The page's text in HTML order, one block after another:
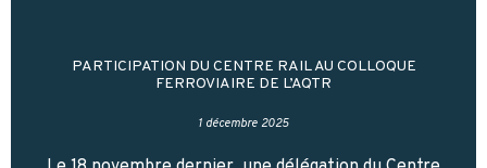
PARTICIPATION DU CENTRE RAIL AU COLLOQUE
FERROVIAIRE DE L’AQTR
1 décembre 2025